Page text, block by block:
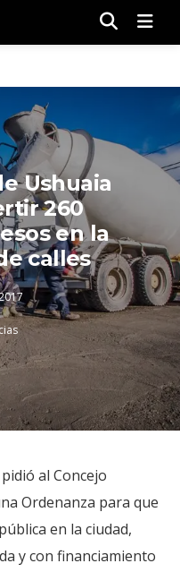
Ushuaia
260
en la
calles
al Concejo
Ordenanza para que
en la ciudad,
y con financiamiento